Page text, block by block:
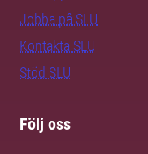
Jobba på SLU
Kontakta SLU
Stöd SLU
Följ oss